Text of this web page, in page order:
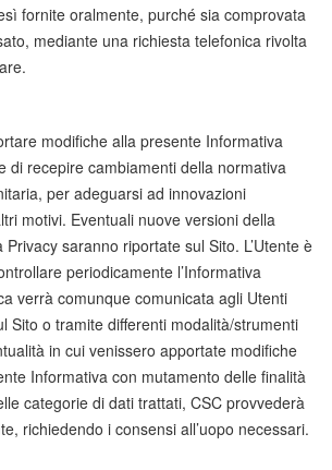
fornite oralmente, purché sia comprovata
mediante una richiesta telefonica rivolta
modifiche alla presente Informativa
di recepire cambiamenti della normativa
per adeguarsi ad innovazioni
motivi. Eventuali nuove versioni della
saranno riportate sul Sito. L’Utente è
periodicamente l’Informativa
verrà comunque comunicata agli Utenti
Sito o tramite differenti modalità/strumenti
in cui venissero apportate modifiche
Informativa con mutamento delle finalità
categorie di dati trattati, CSC provvederà
richiedendo i consensi all’uopo necessari.